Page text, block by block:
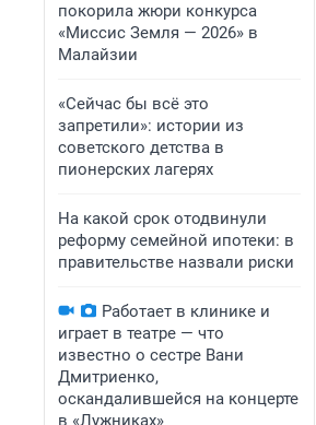
покорила жюри конкурса
«Миссис Земля — 2026» в
Малайзии
«Сейчас бы всё это
запретили»: истории из
советского детства в
пионерских лагерях
На какой срок отодвинули
реформу семейной ипотеки: в
правительстве назвали риски
Работает в клинике и
играет в театре — что
известно о сестре Вани
Дмитриенко,
оскандалившейся на концерте
в «Лужниках»